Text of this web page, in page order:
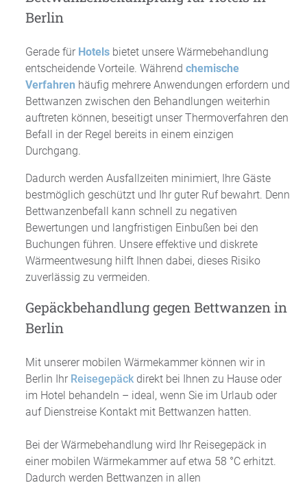
Berlin
Gerade für Hotels bietet unsere Wärmebehandlung
entscheidende Vorteile. Während chemische
Verfahren häufig mehrere Anwendungen erfordern und
Bettwanzen zwischen den Behandlungen weiterhin
auftreten können, beseitigt unser Thermoverfahren den
Befall in der Regel bereits in einem einzigen
Durchgang.
Dadurch werden Ausfallzeiten minimiert, Ihre Gäste
bestmöglich geschützt und Ihr guter Ruf bewahrt. Denn
Bettwanzenbefall kann schnell zu negativen
Bewertungen und langfristigen Einbußen bei den
Buchungen führen. Unsere effektive und diskrete
Wärmeentwesung hilft Ihnen dabei, dieses Risiko
zuverlässig zu vermeiden.
Gepäckbehandlung gegen Bettwanzen in
Berlin
Mit unserer mobilen Wärmekammer können wir in
Berlin Ihr Reisegepäck direkt bei Ihnen zu Hause oder
im Hotel behandeln – ideal, wenn Sie im Urlaub oder
auf Dienstreise Kontakt mit Bettwanzen hatten.
Bei der Wärmebehandlung wird Ihr Reisegepäck in
einer mobilen Wärmekammer auf etwa 58 °C erhitzt.
Dadurch werden Bettwanzen in allen